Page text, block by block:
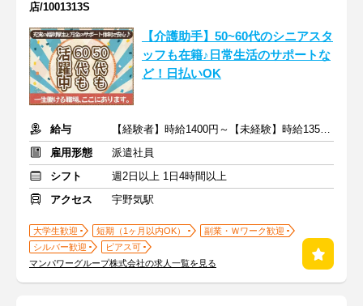
店/1001313S
【介護助手】50~60代のシニアスタ
ッフも在籍♪日常生活のサポートな
ど！日払いOK
給与
【経験者】時給1400円～【未経験】時給1350円～ ※交通費全額
雇用形態
派遣社員
シフト
週2日以上 1日4時間以上
アクセス
宇野気駅
大学生歓迎 短期（1ヶ月以内OK）
副業・Ｗワーク歓迎
シルバー歓迎
ピアス可
マンパワーグループ株式会社の求人一覧を見る